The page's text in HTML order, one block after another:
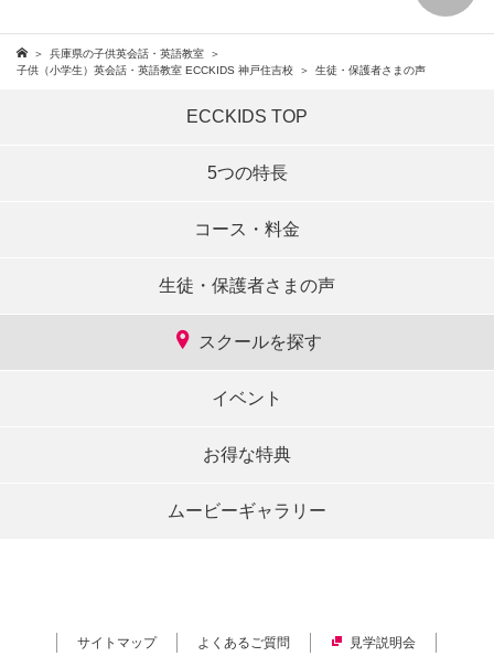
兵庫県の子供英会話・英語教室
子供（小学生）英会話・英語教室 ECCKIDS 神戸住吉校
生徒・保護者さまの声
ECCKIDS TOP
5つの特長
コース・料金
生徒・保護者さまの声
スクールを探す
イベント
お得な特典
ムービーギャラリー
サイトマップ よくあるご質問 見学説明会